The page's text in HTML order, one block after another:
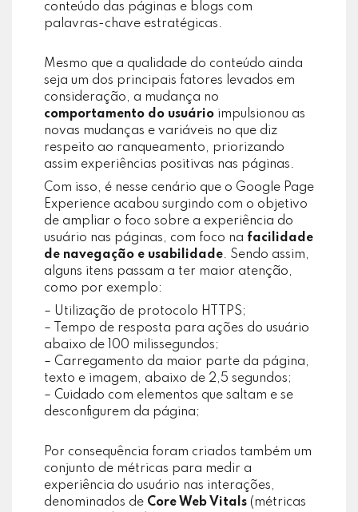
conteúdo das páginas e blogs com
palavras-chave estratégicas.
Mesmo que a qualidade do conteúdo ainda
seja um dos principais fatores levados em
consideração, a mudança no
comportamento do usuário impulsionou as
novas mudanças e variáveis no que diz
respeito ao ranqueamento, priorizando
assim experiências positivas nas páginas.
Com isso, é nesse cenário que o Google Page
Experience acabou surgindo com o objetivo
de ampliar o foco sobre a experiência do
usuário nas páginas, com foco na facilidade
de navegação e usabilidade. Sendo assim,
alguns itens passam a ter maior atenção,
como por exemplo:
– Utilização de protocolo HTTPS;
– Tempo de resposta para ações do usuário
abaixo de 100 milissegundos;
– Carregamento da maior parte da página,
texto e imagem, abaixo de 2,5 segundos;
– Cuidado com elementos que saltam e se
desconfigurem da página;
Por consequência foram criados também um
conjunto de métricas para medir a
experiência do usuário nas interações,
denominados de Core Web Vitals (métricas